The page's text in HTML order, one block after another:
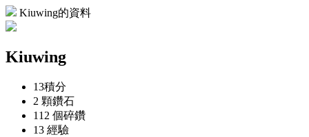
Kiuwing的資料
Kiuwing
13積分
2 顆鑽石
112 個碎鑽
13 經驗